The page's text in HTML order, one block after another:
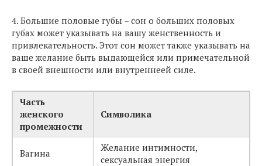
4. Большие половые губы – сон о больших половых
губах может указывать на вашу женственность и
привлекательность. Этот сон может также указывать на
ваше желание быть выдающейся или примечательной
в своей внешности или внутреннеей силе.
Часть
женского
промежности
Символика
Вагина
Желание интимности,
сексуальная энергия